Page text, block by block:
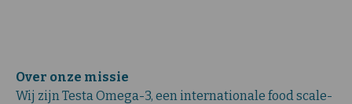
Over onze missie
Wij zijn Testa Omega-3, een internationale food scale-